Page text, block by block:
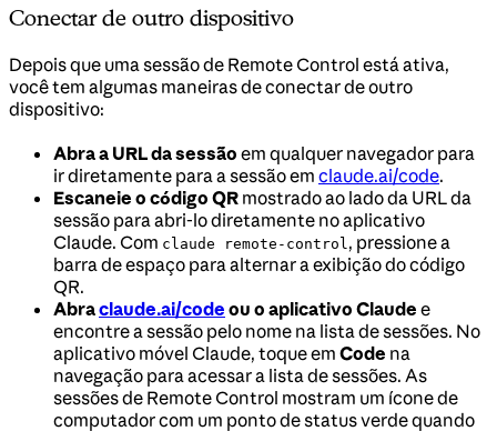
Conectar de outro dispositivo
Depois que uma sessão de Remote Control está ativa,
você tem algumas maneiras de conectar de outro
dispositivo:
Abra a URL da sessão em qualquer navegador para
ir diretamente para a sessão em claude.ai/code.
Escaneie o código QR mostrado ao lado da URL da
sessão para abri-lo diretamente no aplicativo
Claude. Com claude remote-control , pressione a
barra de espaço para alternar a exibição do código
QR.
Abraclaude.ai/code ou o aplicativo Claude e
encontre a sessão pelo nome na lista de sessões. No
aplicativo móvel Claude, toque em Code na
navegação para acessar a lista de sessões. As
sessões de Remote Control mostram um ícone de
computador com um ponto de status verde quando